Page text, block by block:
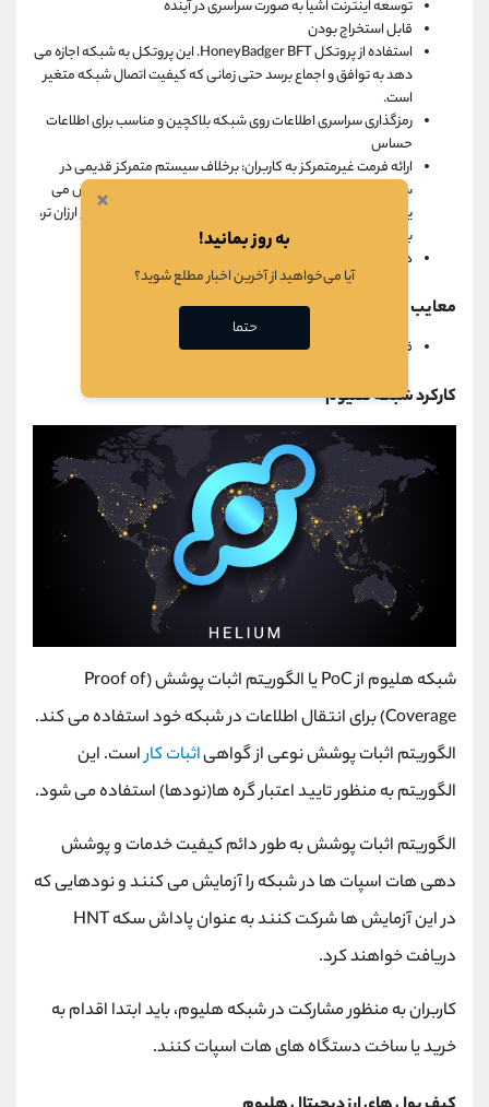
توسعه اینترنت اشیا به صورت سراسری در آینده
قابل استخراج بودن
استفاده از پروتکل HoneyBadger BFT. این پروتکل به شبکه اجازه می
دهد به توافق و اجماع برسد حتی زمانی که کیفیت اتصال شبکه متغیر
است.
رمزگذاری سراسری اطلاعات روی شبکه بلاکچین و مناسب برای اطلاعات
حساس
ارائه فرمت غیرمتمرکز به کاربران: برخلاف سیستم متمرکز قدیمی در
سیستم مخابرات متمرکز سنتی که قیمت داده ها سالانه افزایش می
یابد اما قیمت ها در سیستم هلیوم با افزودن نقاط بیشتر با نرخ ارزان تر،
به صورت ارگانیک رشد می کند.
هزینه های عملیاتی پایین و عملکرد در طیف وسیع
معایب هلیوم
قیمت بسیار بالای دستگاه استخراج برای استخراج رمز ارز هلیوم
کارکرد شبکه هلیوم
شبکه هلیوم از PoC یا الگوریتم اثبات پوشش (Proof of
Coverage) برای انتقال اطلاعات در شبکه خود استفاده می کند.
الگوریتم اثبات پوشش نوعی از گواهیاثبات کاراست. این
الگوریتم به منظور تایید اعتبار گره ها(نودها) است‍فاده می‌ شود.
الگوریتم اثبات پوشش به طور دائم کیفیت خدمات و پوشش
‌دهی هات اسپات‌ ها در شبکه را آزمایش می کنند و نودهایی که
در این آزمایش ها شرکت کنند به‌ عنوان پاداش سکه HNT
دریافت خواهند کرد.
کاربران به منظور مشارکت در شبکه هلیوم، باید ابتدا اقدام به
خرید یا ساخت دستگاه‌ های هات اسپات کنند.
×
به روز بمانید!
آیا می‌خواهید از آخرین اخبار مطلع شوید؟
حتما